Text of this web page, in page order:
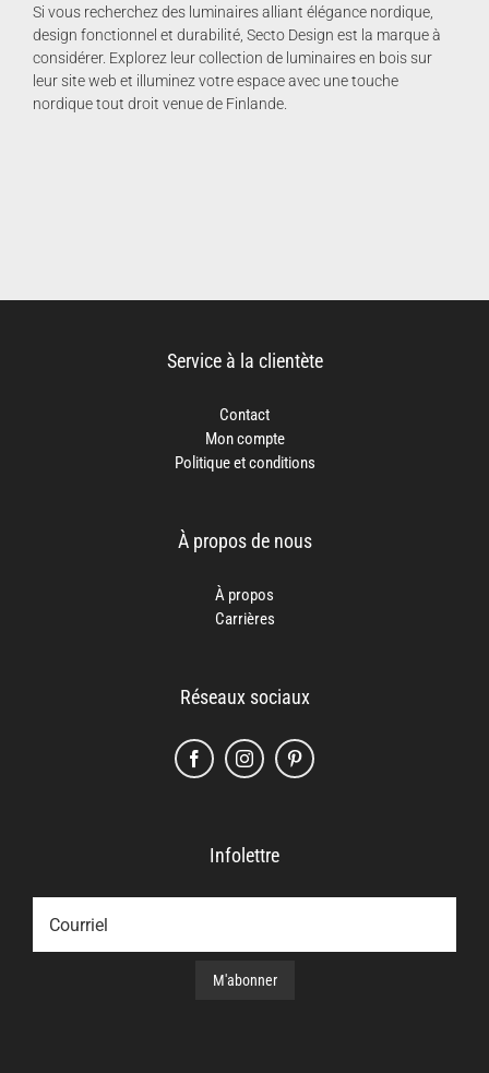
Si vous recherchez des luminaires alliant élégance nordique,
design fonctionnel et durabilité, Secto Design est la marque à
considérer. Explorez leur collection de luminaires en bois sur
leur site web et illuminez votre espace avec une touche
nordique tout droit venue de Finlande.
Service à la clientète
Contact
Mon compte
Politique et conditions
À propos de nous
À propos
Carrières
Réseaux sociaux
Infolettre